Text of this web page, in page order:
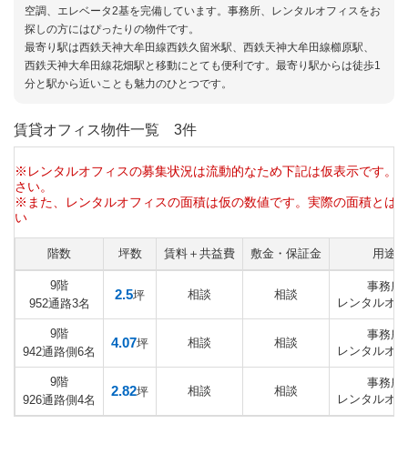
空調、エレベータ2基を完備しています。事務所、レンタルオフィスをお
探しの方にはぴったりの物件です。
最寄り駅は西鉄天神大牟田線西鉄久留米駅、西鉄天神大牟田線櫛原駅、
西鉄天神大牟田線花畑駅と移動にとても便利です。最寄り駅からは徒歩1
分と駅から近いことも魅力のひとつです。
賃貸オフィス物件一覧 3件
※レンタルオフィスの募集状況は流動的なため下記は仮表示です。
さい。
※また、レンタルオフィスの面積は仮の数値です。実際の面積とは
い
階数 坪数 賃料＋共益費 敷金・保証金 用途
9階
952通路3名
2.5坪 相談 相談
事務所
レンタルオ
9階
942通路側6名
4.07坪 相談 相談
事務所
レンタルオ
9階
926通路側4名
2.82坪 相談 相談
事務所
レンタルオ